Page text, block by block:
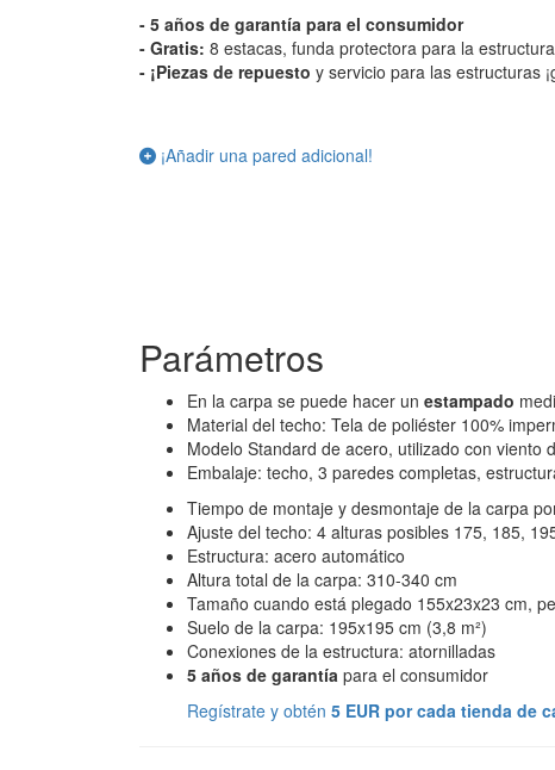
- 5 años de garantía para el consumidor
- Gratis: 8 estacas, funda protectora para la
- ¡Piezas de repuesto y servicio para las estructuras
¡Añadir una pared adicional!
Parámetros
En la carpa se puede hacer un estampado
Material del techo: Tela de poliéster 100%
Modelo Standard de acero, utilizado con viento
Embalaje: techo, 3 paredes completas,
Tiempo de montaje y desmontaje de la carpa
Ajuste del techo: 4 alturas posibles 175, 185,
Estructura: acero automático
Altura total de la carpa: 310-340 cm
Tamaño cuando está plegado 155x23x23 cm,
Suelo de la carpa: 195x195 cm (3,8 m²)
Conexiones de la estructura: atornilladas
5 años de garantía para el consumidor
Regístrate y obtén 5 EUR por cada tienda de